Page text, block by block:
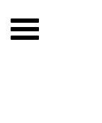
Mostra
o